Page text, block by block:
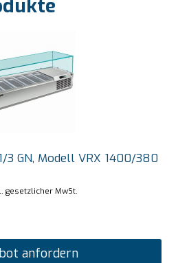
3 GN, Modell VRX 1400/380
gesetzlicher MwSt.
anfordern